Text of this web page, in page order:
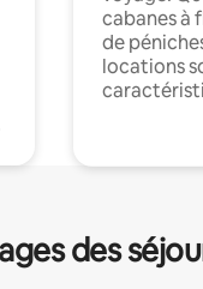
cabanes à
de
locations
des